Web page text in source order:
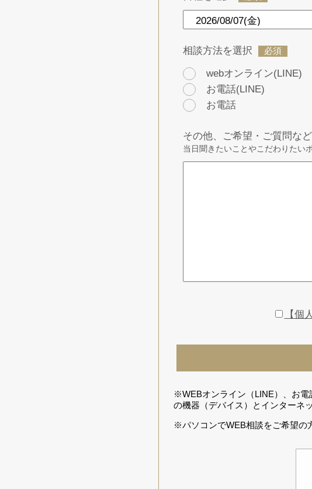
相談方法を選択 必須
webオンライン(LINE)
お電話(LINE)
お電話
その他、ご希望・ご質問など
当日聞きたいことやこだわりたい
【個
※WEBオンライン（LINE）、お電
の機器（デバイス）とインターネ
※パソコンでWEB相談をご希望の